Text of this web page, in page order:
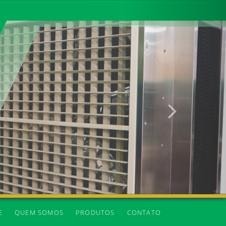
QUEM SOMOS PRODUTOS CONTATO